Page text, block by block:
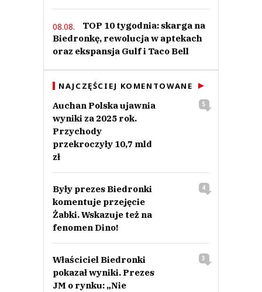
08.08.
TOP 10 tygodnia: skarga na
Biedronkę, rewolucja w aptekach
oraz ekspansja Gulf i Taco Bell
NAJCZĘŚCIEJ KOMENTOWANE
Auchan Polska ujawnia
wyniki za 2025 rok.
Przychody
przekroczyły 10,7 mld
zł
5
Były prezes Biedronki
komentuje przejęcie
Żabki. Wskazuje też na
fenomen Dino!
4
Właściciel Biedronki
pokazał wyniki. Prezes
JM o rynku: „Nie
3